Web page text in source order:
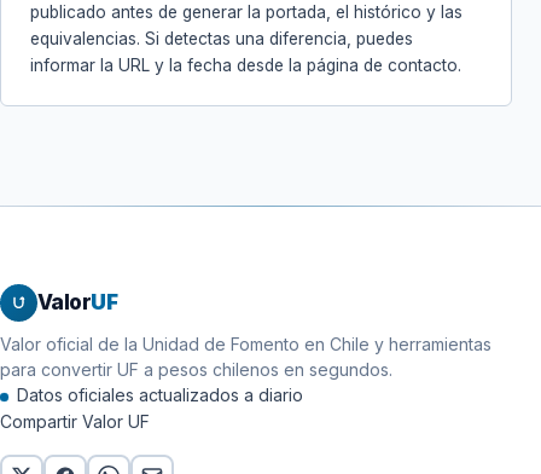
publicado antes de generar la portada, el histórico y las
equivalencias. Si detectas una diferencia, puedes
informar la URL y la fecha desde la página de contacto.
ValorUF
Valor oficial de la Unidad de Fomento en Chile y herramientas
para convertir UF a pesos chilenos en segundos.
Datos oficiales actualizados a diario
Compartir Valor UF